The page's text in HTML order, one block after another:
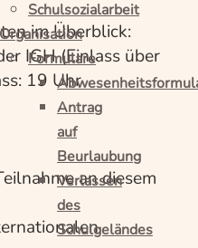
Schulsozialarbeit
Organisation
Formulare
Antrag
auf
Beurlaubung
Verlassen
des
Schulgeländes
im Überblick:
IGH (Einlass über
19 Uhr
an diesem